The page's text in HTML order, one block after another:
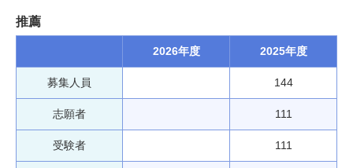
推薦
2026年度 2025年度
募集人員 144
志願者 111
受験者 111